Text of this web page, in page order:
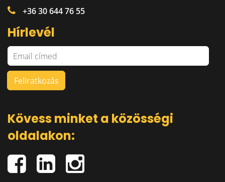
+36 30 644 76 55
Hírlevél
Kövess minket a közösségi
oldalakon: